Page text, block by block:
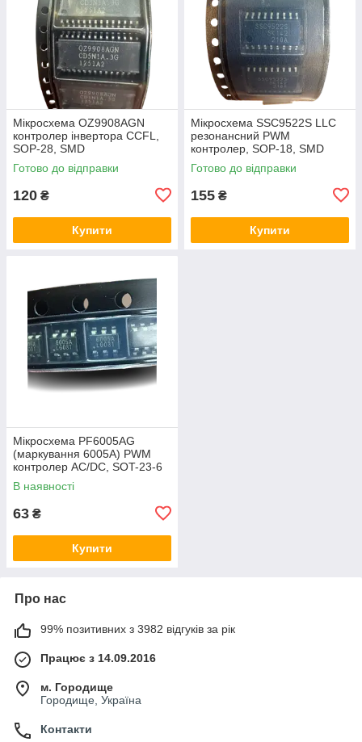
Мікросхема OZ9908AGN
контролер інвертора CCFL,
SOP-28, SMD
Готово до відправки
120 ₴
Купити
Мікросхема SSC9522S LLC
резонансний PWM
контролер, SOP-18, SMD
Готово до відправки
155 ₴
Купити
Мікросхема PF6005AG
(маркування 6005A) PWM
контролер AC/DC, SOT-23-6
В наявності
63 ₴
Купити
Про нас
99% позитивних з 3982 відгуків за рік
Працює з 14.09.2016
м. Городище
Городище, Україна
Контакти